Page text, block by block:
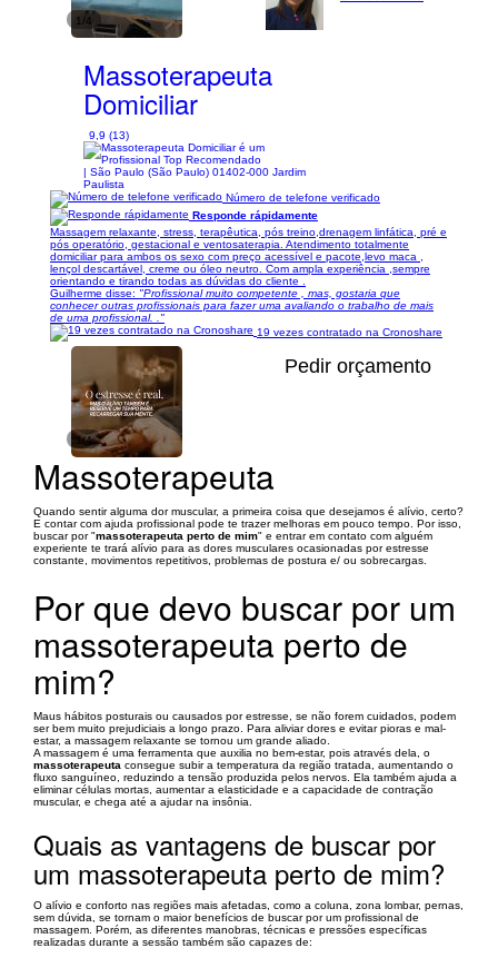
1/4
Massoterapeuta
Domiciliar
9,9 (13)
| São Paulo (São Paulo) 01402-000 Jardim
Paulista
Número de telefone verificado
Responde rápidamente
Massagem relaxante, stress, terapêutica, pós treino,drenagem linfática, pré e
pós operatório, gestacional e ventosaterapia. Atendimento totalmente
domiciliar para ambos os sexo com preço acessível e pacote,levo maca ,
lençol descartável, creme ou óleo neutro. Com ampla experiência ,sempre
orientando e tirando todas as dúvidas do cliente .
Guilherme disse: "Profissional muito competente , mas, gostaria que
conhecer outras profissionais para fazer uma avaliando o trabalho de mais
de uma profissional. ."
19 vezes contratado na Cronoshare
1/4
Pedir orçamento
Massoterapeuta
Quando sentir alguma dor muscular, a primeira coisa que desejamos é alívio, certo?
E contar com ajuda profissional pode te trazer melhoras em pouco tempo. Por isso,
buscar por "massoterapeuta perto de mim" e entrar em contato com alguém
experiente te trará alívio para as dores musculares ocasionadas por estresse
constante, movimentos repetitivos, problemas de postura e/ ou sobrecargas.
Por que devo buscar por um
massoterapeuta perto de
mim?
Maus hábitos posturais ou causados por estresse, se não forem cuidados, podem
ser bem muito prejudiciais a longo prazo. Para aliviar dores e evitar pioras e mal-
estar, a massagem relaxante se tornou um grande aliado.
A massagem é uma ferramenta que auxilia no bem-estar, pois através dela, o
massoterapeuta consegue subir a temperatura da região tratada, aumentando o
fluxo sanguíneo, reduzindo a tensão produzida pelos nervos. Ela também ajuda a
eliminar células mortas, aumentar a elasticidade e a capacidade de contração
muscular, e chega até a ajudar na insônia.
Quais as vantagens de buscar por
um massoterapeuta perto de mim?
O alívio e conforto nas regiões mais afetadas, como a coluna, zona lombar, pernas,
sem dúvida, se tornam o maior benefícios de buscar por um profissional de
massagem. Porém, as diferentes manobras, técnicas e pressões específicas
realizadas durante a sessão também são capazes de: